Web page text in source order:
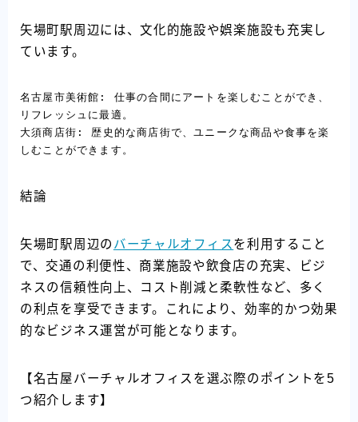
矢場町駅周辺には、文化的施設や娯楽施設も充実し
ています。
名古屋市美術館: 仕事の合間にアートを楽しむことができ、
リフレッシュに最適。
大須商店街: 歴史的な商店街で、ユニークな商品や食事を楽
しむことができます。
結論
矢場町駅周辺の バーチャルオフィス を利用すること
で、交通の利便性、商業施設や飲食店の充実、ビジ
ネスの信頼性向上、コスト削減と柔軟性など、多く
の利点を享受できます。これにより、効率的かつ効果
的なビジネス運営が可能となります。
【名古屋バーチャルオフィスを選ぶ際のポイントを5
つ紹介します】